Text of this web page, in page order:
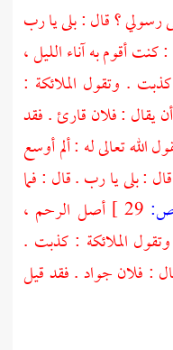
رسولي ؟ قال : بلى يا رب
أقوم به آناء الليل ،
كذبت . وتقول الملائكة :
يقال : فلان قارئ . فقد
تعالى له : ألم أوسع
: بلى يا رب . قال : فما
أصل الرحم ،
الملائكة : كذبت .
: فلان جواد . فقد قيل